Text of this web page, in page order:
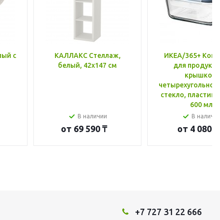
с
КАЛЛАКС Стеллаж,
белый, 42x147 см
В наличии
от 69 590 ₸
ИКЕА/365+
для
крышкой,
стекло, пластик
600 мл
В
от 4 080 ₸
+7 727 31 22 666